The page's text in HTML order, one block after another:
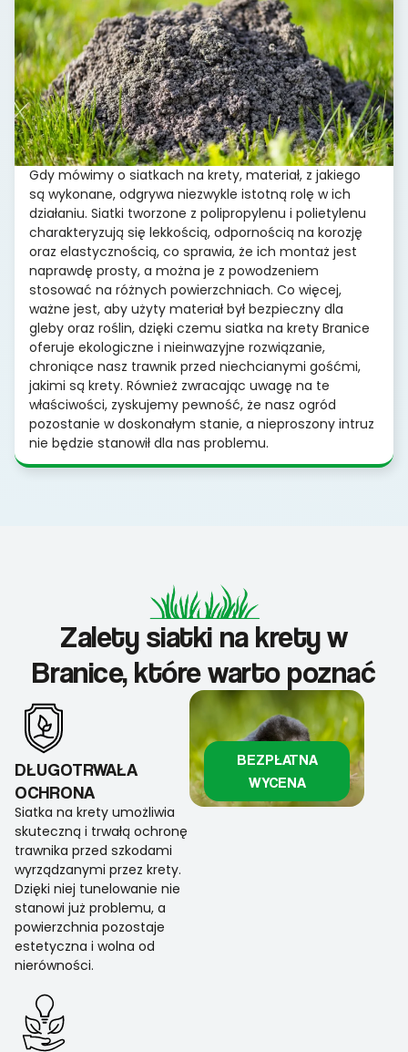
Gdy mówimy o siatkach na krety, materiał, z jakiego
są wykonane, odgrywa niezwykle istotną rolę w ich
działaniu. Siatki tworzone z polipropylenu i polietylenu
charakteryzują się lekkością, odpornością na korozję
oraz elastycznością, co sprawia, że ich montaż jest
naprawdę prosty, a można je z powodzeniem
stosować na różnych powierzchniach. Co więcej,
ważne jest, aby użyty materiał był bezpieczny dla
gleby oraz roślin, dzięki czemu siatka na krety Branice
oferuje ekologiczne i nieinwazyjne rozwiązanie,
chroniące nasz trawnik przed niechcianymi gośćmi,
jakimi są krety. Również zwracając uwagę na te
właściwości, zyskujemy pewność, że nasz ogród
pozostanie w doskonałym stanie, a nieproszony intruz
nie będzie stanowił dla nas problemu.
Zalety siatki na krety w
Branice, które warto poznać
DŁUGOTRWAŁA
OCHRONA
Siatka na krety umożliwia
skuteczną i trwałą ochronę
trawnika przed szkodami
wyrządzanymi przez krety.
Dzięki niej tunelowanie nie
stanowi już problemu, a
powierzchnia pozostaje
estetyczna i wolna od
nierówności.
BEZPŁATNA
WYCENA